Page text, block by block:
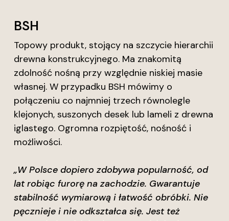
BSH
Topowy produkt, stojący na szczycie hierarchii
drewna konstrukcyjnego. Ma znakomitą
zdolność nośną przy względnie niskiej masie
własnej. W przypadku BSH mówimy o
połączeniu co najmniej trzech równolegle
klejonych, suszonych desek lub lameli z drewna
iglastego. Ogromna rozpiętość, nośność i
możliwości.
„W Polsce dopiero zdobywa popularność, od
lat robiąc furorę na zachodzie. Gwarantuje
stabilność wymiarową i łatwość obróbki. Nie
pęcznieje i nie odkształca się. Jest też